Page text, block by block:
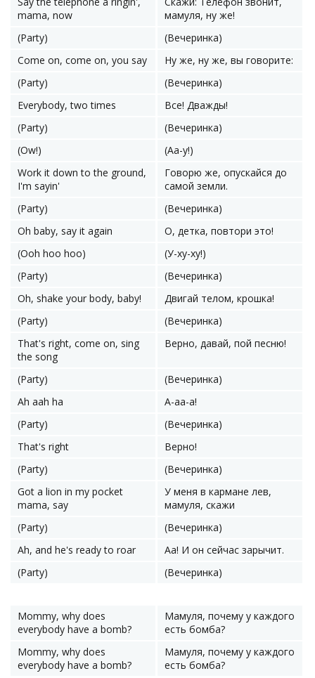
mama, now
мамуля, ну же!
(Party)
(Вечеринка)
Come on, come on, you say
Ну же, ну же, вы говорите:
(Party)
(Вечеринка)
Everybody, two times
Все! Дважды!
(Party)
(Вечеринка)
(Ow!)
(Аа-у!)
Work it down to the ground,
I'm sayin'
Говорю же, опускайся до
самой земли.
(Party)
(Вечеринка)
Oh baby, say it again
О, детка, повтори это!
(Ooh hoo hoo)
(У-ху-ху!)
(Party)
(Вечеринка)
Oh, shake your body, baby!
Двигай телом, крошка!
(Party)
(Вечеринка)
That's right, come on, sing
the song
Верно, давай, пой песню!
(Party)
(Вечеринка)
Ah aah ha
А-аа-а!
(Party)
(Вечеринка)
That's right
Верно!
(Party)
(Вечеринка)
Got a lion in my pocket
mama, say
У меня в кармане лев,
мамуля, скажи
(Party)
(Вечеринка)
Ah, and he's ready to roar
Аа! И он сейчас зарычит.
(Party)
(Вечеринка)
Mommy, why does
everybody have a bomb?
Мамуля, почему у каждого
есть бомба?
Mommy, why does
everybody have a bomb?
Мамуля, почему у каждого
есть бомба?